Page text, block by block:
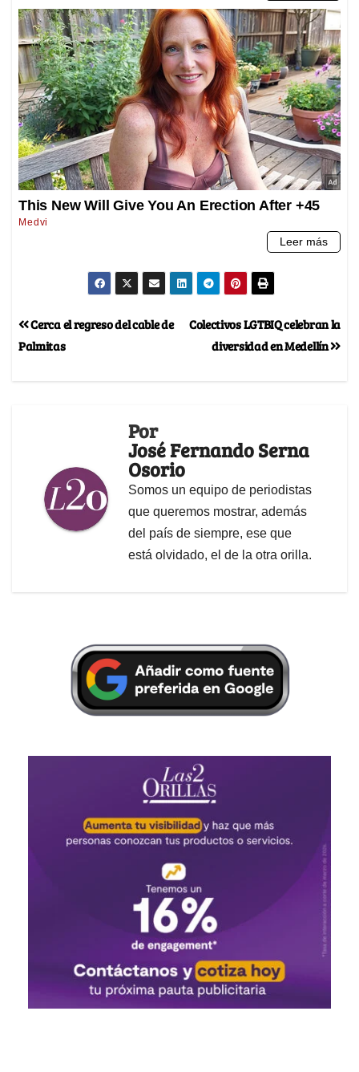
Colectivos LGTBIQ celebran la
diversidad en Medellín
Cerca el regreso del cable de
Palmitas
Por
José Fernando Serna
Osorio
Somos un equipo de periodistas
que queremos mostrar, además
del país de siempre, ese que
está olvidado, el de la otra orilla.